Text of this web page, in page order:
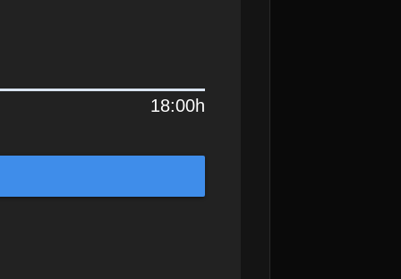
18:00h